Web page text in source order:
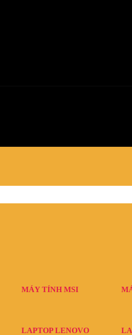
MÁY TÍNH MSI
LAPTOP LENOVO